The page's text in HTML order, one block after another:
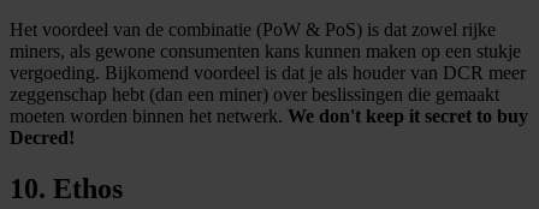
Het voordeel van de combinatie (PoW & PoS) is dat zowel rijke
miners, als gewone consumenten kans kunnen maken op een stukje
vergoeding. Bijkomend voordeel is dat je als houder van DCR meer
zeggenschap hebt (dan een miner) over beslissingen die gemaakt
moeten worden binnen het netwerk. We don't keep it secret to buy
Decred!
10. Ethos